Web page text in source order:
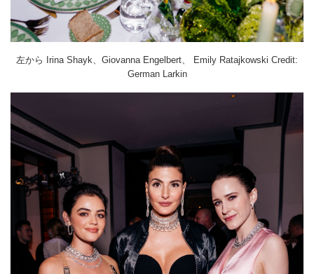
左から Irina Shayk、Giovanna Engelbert、 Emily Ratajkowski Credit:
German Larkin